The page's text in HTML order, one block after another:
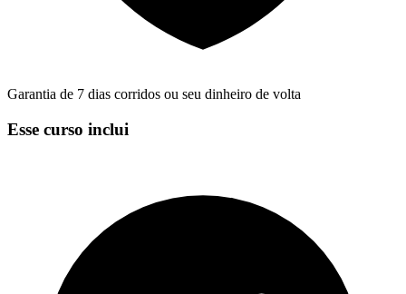
Garantia de 7 dias corridos ou seu dinheiro de volta
Esse curso inclui